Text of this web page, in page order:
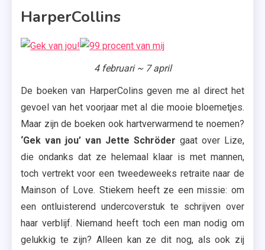
HarperCollins
4 februari ~ 7 april
De boeken van HarperColins geven me al direct het
gevoel van het voorjaar met al die mooie bloemetjes.
Maar zijn de boeken ook hartverwarmend te noemen?
‘Gek van jou’ van Jette Schröder gaat over Lize,
die ondanks dat ze helemaal klaar is met mannen,
toch vertrekt voor een tweedeweeks retraite naar de
Mainson of Love. Stiekem heeft ze een missie: om
een ontluisterend undercoverstuk te schrijven over
haar verblijf. Niemand heeft toch een man nodig om
gelukkig te zijn? Alleen kan ze dit nog, als ook zij